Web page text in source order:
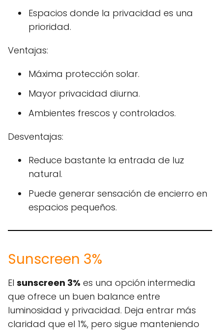
Espacios donde la privacidad es una
prioridad.
Ventajas:
Máxima protección solar.
Mayor privacidad diurna.
Ambientes frescos y controlados.
Desventajas:
Reduce bastante la entrada de luz
natural.
Puede generar sensación de encierro en
espacios pequeños.
Sunscreen 3%
El sunscreen 3% es una opción intermedia
que ofrece un buen balance entre
luminosidad y privacidad. Deja entrar más
claridad que el 1%, pero sigue manteniendo